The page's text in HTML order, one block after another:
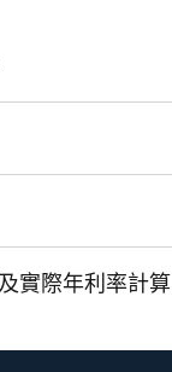
實際年利率計算